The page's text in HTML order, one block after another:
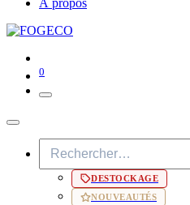
0
DESTOCKAGE
NOUVEAUTÉS